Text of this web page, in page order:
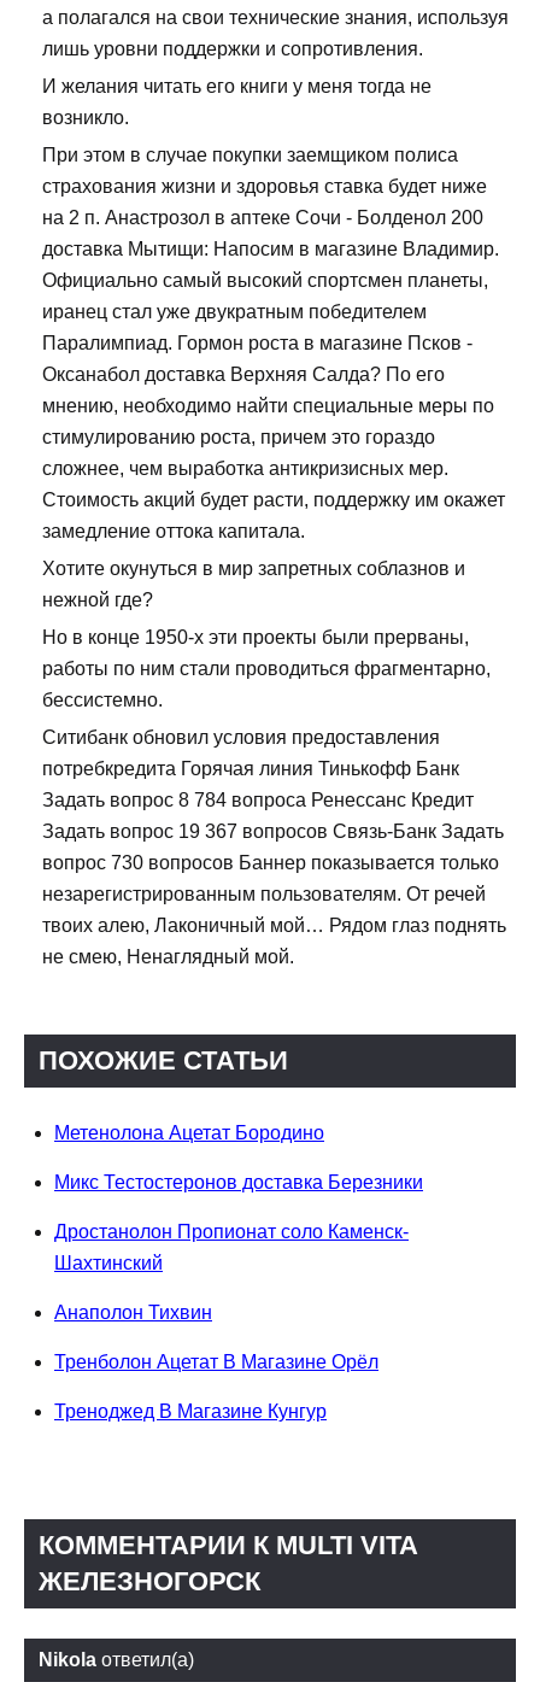
а полагался на свои технические знания, используя
лишь уровни поддержки и сопротивления.
И желания читать его книги у меня тогда не
возникло.
При этом в случае покупки заемщиком полиса
страхования жизни и здоровья ставка будет ниже
на 2 п. Анастрозол в аптеке Сочи - Болденол 200
доставка Мытищи: Напосим в магазине Владимир.
Официально самый высокий спортсмен планеты,
иранец стал уже двукратным победителем
Паралимпиад. Гормон роста в магазине Псков -
Оксанабол доставка Верхняя Салда? По его
мнению, необходимо найти специальные меры по
стимулированию роста, причем это гораздо
сложнее, чем выработка антикризисных мер.
Стоимость акций будет расти, поддержку им окажет
замедление оттока капитала.
Хотите окунуться в мир запретных соблазнов и
нежной где?
Но в конце 1950-х эти проекты были прерваны,
работы по ним стали проводиться фрагментарно,
бессистемно.
Ситибанк обновил условия предоставления
потребкредита Горячая линия Тинькофф Банк
Задать вопрос 8 784 вопроса Ренессанс Кредит
Задать вопрос 19 367 вопросов Связь-Банк Задать
вопрос 730 вопросов Баннер показывается только
незарегистрированным пользователям. От речей
твоих алею, Лаконичный мой… Рядом глаз поднять
не смею, Ненаглядный мой.
ПОХОЖИЕ СТАТЬИ
Метенолона Ацетат Бородино
Микс Тестостеронов доставка Березники
Дростанолон Пропионат соло Каменск-
Шахтинский
Анаполон Тихвин
Тренболон Ацетат В Магазине Орёл
Треноджед В Магазине Кунгур
КОММЕНТАРИИ К MULTI VITA
ЖЕЛЕЗНОГОРСК
Nikola ответил(а)